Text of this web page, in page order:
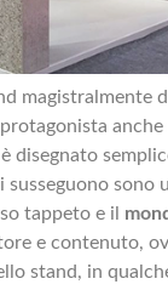
magistralmente
disegnato
susseguono sono
tappeto e il
e contenuto,
stand, in